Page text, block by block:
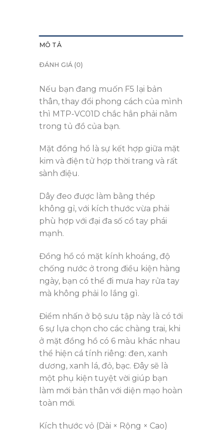
MÔ TẢ
ĐÁNH GIÁ (0)
Nếu bạn đang muốn F5 lại bản
thân, thay đổi phong cách của mình
thì MTP-VC01D chắc hẳn phải nằm
trong tủ đồ của bạn.
Mặt đồng hồ là sự kết hợp giữa mặt
kim và điện tử hợp thời trang và rất
sành điệu.
Dây đeo được làm bằng thép
không gỉ, với kích thước vừa phải
phù hợp với đại đa số cổ tay phái
mạnh.
Đồng hồ có mặt kính khoáng, độ
chống nước ở trong điều kiện hàng
ngày, bạn có thể đi mưa hay rửa tay
mà không phải lo lắng gì.
Điểm nhấn ở bộ sưu tập này là có tới
6 sự lựa chọn cho các chàng trai, khi
ở mặt đồng hồ có 6 màu khác nhau
thể hiện cá tính riêng: đen, xanh
dương, xanh lá, đỏ, bạc. Đây sẽ là
một phụ kiện tuyệt vời giúp bạn
làm mới bản thân với diện mạo hoàn
toàn mới.
Kích thước vỏ (Dài × Rộng × Cao)